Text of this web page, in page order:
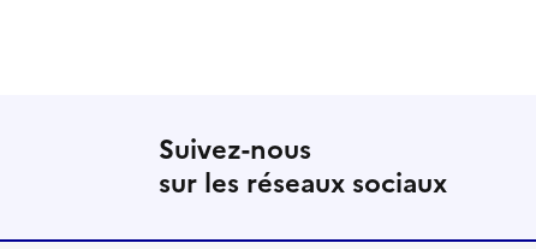
Suivez-nous
sur les réseaux sociaux